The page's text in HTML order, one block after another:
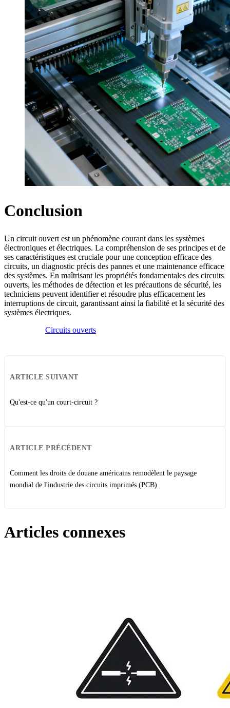
Conclusion
Un circuit ouvert est un phénomène courant dans les systèmes
électroniques et électriques. La compréhension de ses principes et de
ses caractéristiques est cruciale pour une conception efficace des
circuits, un diagnostic précis des pannes et une maintenance efficace
des systèmes. En maîtrisant les propriétés fondamentales des circuits
ouverts, les méthodes de détection et les précautions de sécurité, les
techniciens peuvent identifier et résoudre plus efficacement les
interruptions de circuit, garantissant ainsi la fiabilité et la sécurité des
systèmes électriques.
Circuits ouverts
ARTICLE PRÉCÉDENT
Comment les droits de douane américains remodèlent le paysage
mondial de l'industrie des circuits imprimés (PCB)
ARTICLE SUIVANT
Qu'est-ce qu'un court-circuit ?
Articles connexes